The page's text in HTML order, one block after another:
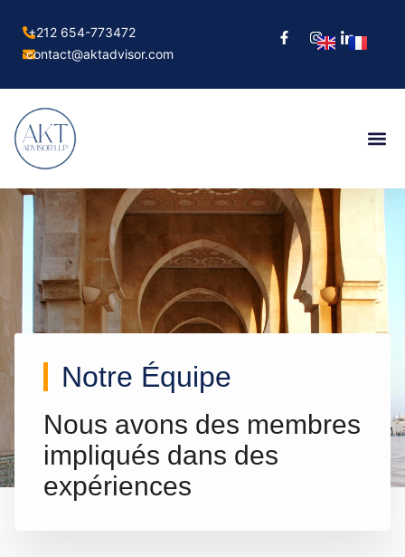
+212 654-773472
contact@aktadvisor.com
Notre Équipe
Nous avons des membres
impliqués dans des
expériences